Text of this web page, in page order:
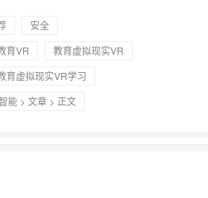
安全
育VR
教育虚拟现实VR
育虚拟现实VR学习
能 > 文章 > 正文